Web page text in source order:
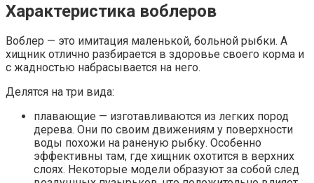
Характеристика воблеров
Воблер — это имитация маленькой, больной рыбки. А
хищник отлично разбирается в здоровье своего корма и
с жадностью набрасывается на него.
Делятся на три вида:
плавающие — изготавливаются из легких пород
дерева. Они по своим движениям у поверхности
воды похожи на раненую рыбку. Особенно
эффективны там, где хищник охотится в верхних
слоях. Некоторые модели образуют за собой след